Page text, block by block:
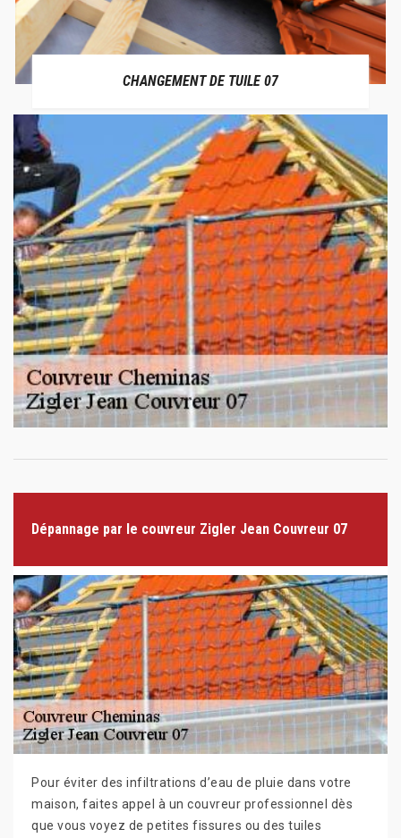
CHANGEMENT DE TUILE 07
Dépannage par le couvreur Zigler Jean Couvreur 07
Pour éviter des infiltrations d’eau de pluie dans votre
maison, faites appel à un couvreur professionnel dès
que vous voyez de petites fissures ou des tuiles